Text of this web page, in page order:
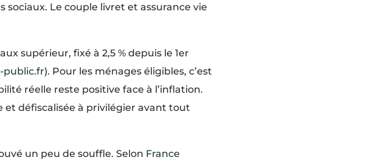
Le couple livret et assurance vie
supérieur, fixé à 2,5 % depuis le 1er
public.fr). Pour les ménages éligibles, c’est
réelle reste positive face à l’inflation.
et défiscalisée à privilégier avant tout
un peu de souffle. Selon France